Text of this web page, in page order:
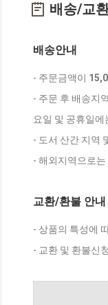
배송/교
배송안내
- 주문금액이
- 주문 후 배송지
요일 및 공휴일
- 도서 산간 지역
- 해외지역으로는
교환/환불 안내
- 상품의 특성에
- 교환 및 환불신